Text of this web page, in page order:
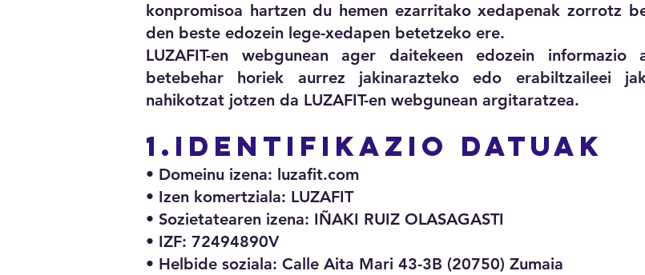
konpromisoa hartzen du hemen ezarritako xedapenak zorrotz
den beste edozein lege-xedapen betetzeko ere.
LUZAFIT-en webgunean ager daitekeen edozein
betebehar horiek aurrez jakinarazteko edo erabiltzaileei
nahikotzat jotzen da LUZAFIT-en webgunean argitaratzea.
1.IDENTIFIKAZIO DATUAK
• Domeinu izena: luzafit.com
• Izen komertziala: LUZAFIT
• Sozietatearen izena: IÑAKI RUIZ OLASAGASTI
• IZF: 72494890V
• Helbide soziala: Calle Aita Mari 43-3B (20750) Zumaia